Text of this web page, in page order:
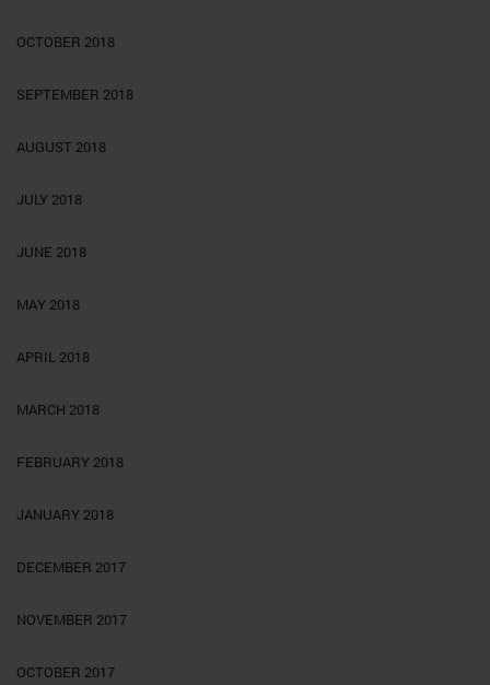
OCTOBER 2018
SEPTEMBER 2018
AUGUST 2018
JULY 2018
JUNE 2018
MAY 2018
APRIL 2018
MARCH 2018
FEBRUARY 2018
JANUARY 2018
DECEMBER 2017
NOVEMBER 2017
OCTOBER 2017